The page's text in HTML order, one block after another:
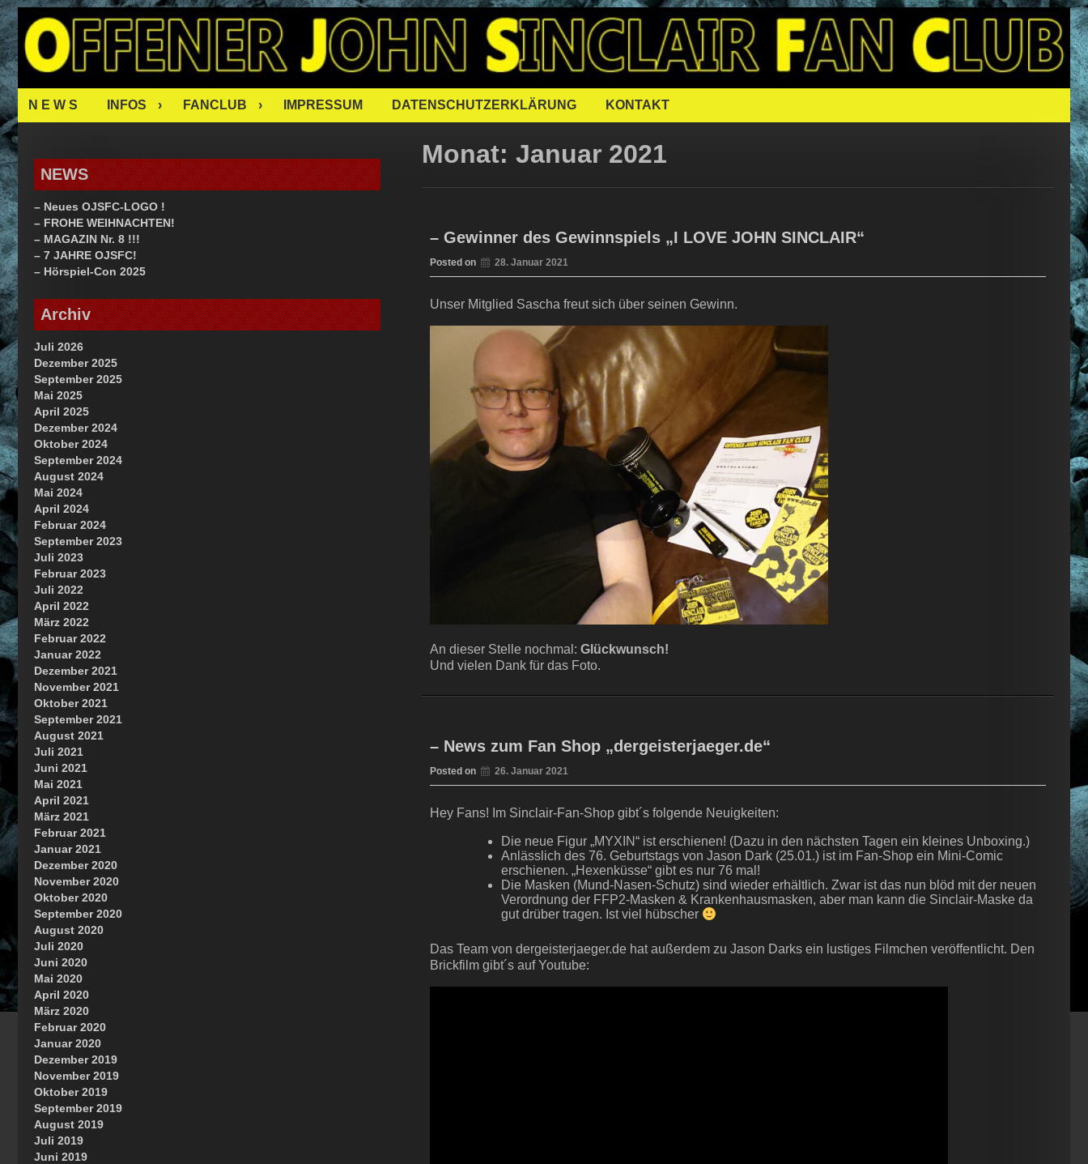
Skip
to
content
OJSFC – OFFENER JOHN SINCLAIR
FAN CLUB
N E W S INFOS FANCLUB IMPRESSUM DATENSCHUTZERKLÄRUNG KONTAKT
Monat: Januar 2021
– Gewinner des Gewinnspiels „I LOVE JOHN SINCLAIR“
Posted on 28. Januar 2021
Unser Mitglied Sascha freut sich über seinen Gewinn.
An dieser Stelle nochmal: Glückwunsch!
Und vielen Dank für das Foto.
– News zum Fan Shop „dergeisterjaeger.de“
Posted on 26. Januar 2021
Hey Fans! Im Sinclair-Fan-Shop gibt´s folgende Neuigkeiten:
Die neue Figur „MYXIN“ ist erschienen! (Dazu in den nächsten Tagen ein kleines Unboxing.)
Anlässlich des 76. Geburtstags von Jason Dark (25.01.) ist im Fan-Shop ein Mini-Comic
erschienen. „Hexenküsse“ gibt es nur 76 mal!
Die Masken (Mund-Nasen-Schutz) sind wieder erhältlich. Zwar ist das nun blöd mit der neuen
Verordnung der FFP2-Masken & Krankenhausmasken, aber man kann die Sinclair-Maske da
gut drüber tragen. Ist viel hübscher
Das Team von dergeisterjaeger.de hat außerdem zu Jason Darks ein lustiges Filmchen veröffentlicht. Den
Brickfilm gibt´s auf Youtube:
NEWS
– Neues OJSFC-LOGO !
– FROHE WEIHNACHTEN!
– MAGAZIN Nr. 8 !!!
– 7 JAHRE OJSFC!
– Hörspiel-Con 2025
Archiv
Juli 2026
Dezember 2025
September 2025
Mai 2025
April 2025
Dezember 2024
Oktober 2024
September 2024
August 2024
Mai 2024
April 2024
Februar 2024
September 2023
Juli 2023
Februar 2023
Juli 2022
April 2022
März 2022
Februar 2022
Januar 2022
Dezember 2021
November 2021
Oktober 2021
September 2021
August 2021
Juli 2021
Juni 2021
Mai 2021
April 2021
März 2021
Februar 2021
Januar 2021
Dezember 2020
November 2020
Oktober 2020
September 2020
August 2020
Juli 2020
Juni 2020
Mai 2020
April 2020
März 2020
Februar 2020
Januar 2020
Dezember 2019
November 2019
Oktober 2019
September 2019
August 2019
Juli 2019
Juni 2019